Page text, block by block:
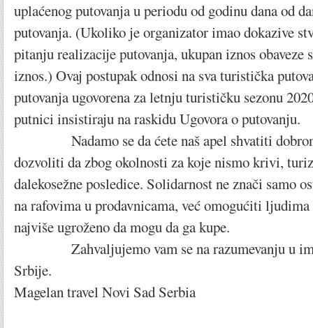
uplaćenog putovanja u periodu od godinu dana od
putovanja. (Ukoliko je organizator imao dokazive
pitanju realizacije putovanja, ukupan iznos obaveze
iznos.) Ovaj postupak odnosi na sva turistička
putovanja ugovorena za letnju turističku sezonu
putnici insistiraju na raskidu Ugovora o putovanju.
Nadamo se da ćete naš apel shvatiti
dozvoliti da zbog okolnosti za koje nismo krivi,
dalekosežne posledice. Solidarnost ne znači samo
na rafovima u prodavnicama, već omogućiti
najviše ugroženo da mogu da ga kupe.
Zahvaljujemo vam se na razumevanju u
Srbije.
Magelan travel Novi Sad Serbia